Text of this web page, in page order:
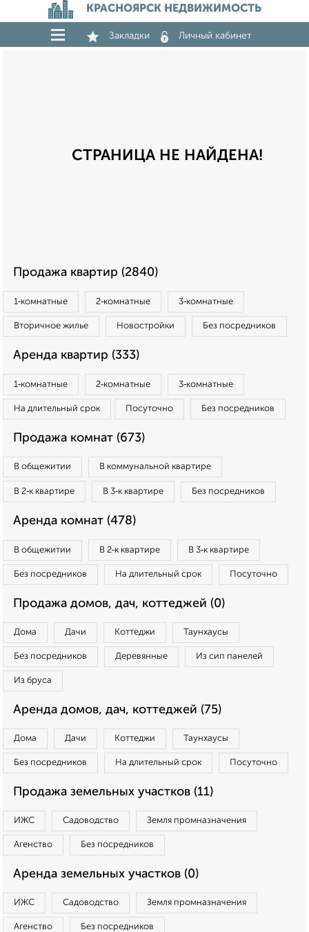
КРАСНОЯРСК НЕДВИЖИМОСТЬ
Закладки Личный кабинет
СТРАНИЦА НЕ НАЙДЕНА!
Продажа квартир (2840)
1‑комнатные 2‑комнатные 3‑комнатные
Вторичное жилье Новостройки Без посредников
Аренда квартир (333)
1‑комнатные 2‑комнатные 3‑комнатные
На длительный срок Посуточно Без посредников
Продажа комнат (673)
В общежитии В коммунальной квартире
В 2‑к квартире В 3‑к квартире Без посредников
Аренда комнат (478)
В общежитии В 2‑к квартире В 3‑к квартире
Без посредников На длительный срок Посуточно
Продажа домов, дач, коттеджей (0)
Дома Дачи Коттеджи Таунхаусы
Без посредников Деревянные Из сип панелей
Из бруса
Аренда домов, дач, коттеджей (75)
Дома Дачи Коттеджи Таунхаусы
Без посредников На длительный срок Посуточно
Продажа земельных участков (11)
ИЖС Садоводство Земля промназначения
Агенство Без посредников
Аренда земельных участков (0)
ИЖС Садоводство Земля промназначения
Агенство Без посредников